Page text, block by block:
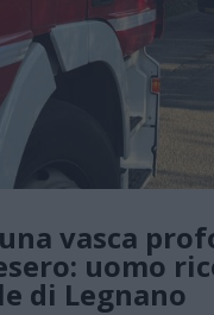
vasca
uomo
di Legnano